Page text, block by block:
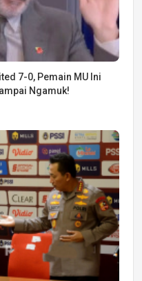
7-0, Pemain MU Ini
Ngamuk!